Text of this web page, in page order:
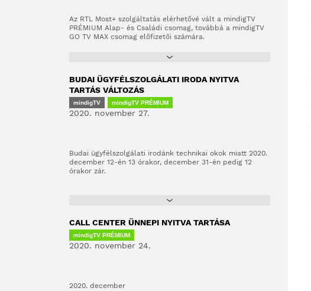
Az RTL Most+ szolgáltatás elérhetővé vált a mindigTV
PRÉMIUM Alap- és Családi csomag, továbbá a mindigTV
GO TV MAX csomag előfizetői számára.
BUDAI ÜGYFÉLSZOLGÁLATI IRODA NYITVA
TARTÁS VÁLTOZÁS
mindigTV mindigTV PRÉMIUM
2020. november 27.
Budai ügyfélszolgálati irodánk technikai okok miatt 2020.
december 12-én 13 órakor, december 31-én pedig 12
órakor zár.
CALL CENTER ÜNNEPI NYITVA TARTÁSA
mindigTV PRÉMIUM
2020. november 24.
2020. december